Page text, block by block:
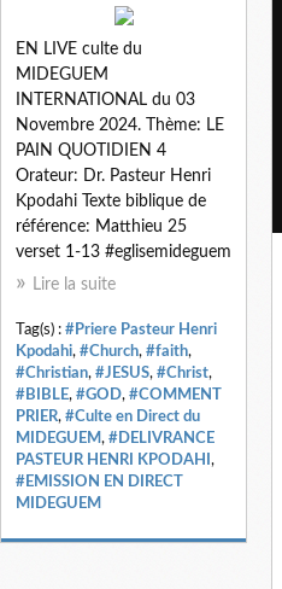
EN LIVE culte du
MIDEGUEM
INTERNATIONAL du 03
Novembre 2024. Thème: LE
PAIN QUOTIDIEN 4
Orateur: Dr. Pasteur Henri
Kpodahi Texte biblique de
référence: Matthieu 25
verset 1-13 #eglisemideguem
Lire la suite
Tag(s) : #Priere Pasteur Henri
Kpodahi, #Church, #faith,
#Christian, #JESUS, #Christ,
#BIBLE, #GOD, #COMMENT
PRIER, #Culte en Direct du
MIDEGUEM, #DELIVRANCE
PASTEUR HENRI KPODAHI ,
#EMISSION EN DIRECT
MIDEGUEM